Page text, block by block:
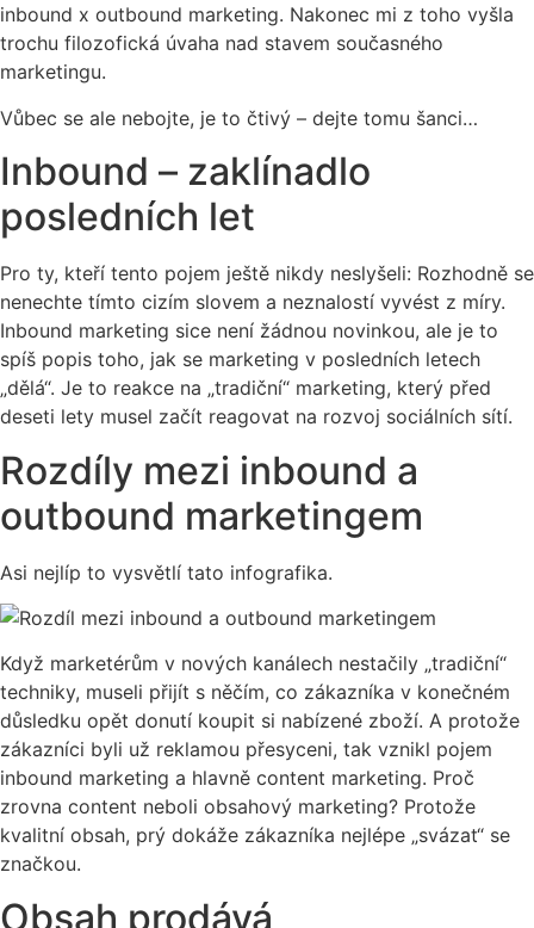
inbound x outbound marketing. Nakonec mi z toho vyšla
trochu filozofická úvaha nad stavem současného
marketingu.
Vůbec se ale nebojte, je to čtivý – dejte tomu šanci…
Inbound – zaklínadlo
posledních let
Pro ty, kteří tento pojem ještě nikdy neslyšeli: Rozhodně se
nenechte tímto cizím slovem a neznalostí vyvést z míry.
Inbound marketing sice není žádnou novinkou, ale je to
spíš popis toho, jak se marketing v posledních letech
„dělá“. Je to reakce na „tradiční“ marketing, který před
deseti lety musel začít reagovat na rozvoj sociálních sítí.
Rozdíly mezi inbound a
outbound marketingem
Asi nejlíp to vysvětlí tato infografika.
Když marketérům v nových kanálech nestačily „tradiční“
techniky, museli přijít s něčím, co zákazníka v konečném
důsledku opět donutí koupit si nabízené zboží. A protože
zákazníci byli už reklamou přesyceni, tak vznikl pojem
inbound marketing a hlavně content marketing. Proč
zrovna content neboli obsahový marketing? Protože
kvalitní obsah, prý dokáže zákazníka nejlépe „svázat“ se
značkou.
Obsah prodává